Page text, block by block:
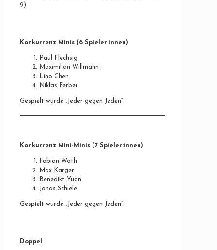
9)
Konkurrenz Minis (6 Spieler:innen)
Paul Flechsig
Maximilian Willmann
Lino Chen
Niklas Ferber
Gespielt wurde „Jeder gegen Jeden“.
Konkurrenz Mini-Minis (7 Spieler:innen)
Fabian Woth
Max Karger
Benedikt Yuan
Jonas Schiele
Gespielt wurde „Jeder gegen Jeden“.
Doppel